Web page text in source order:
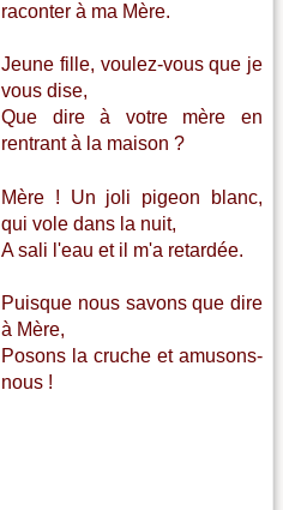
raconter à ma Mère.
Jeune fille, voulez-vous que je
vous dise,
Que dire à votre mère en
rentrant à la maison ?
Mère ! Un joli pigeon blanc,
qui vole dans la nuit,
A sali l'eau et il m'a retardée.
Puisque nous savons que dire
à Mère,
Posons la cruche et amusons-
nous !